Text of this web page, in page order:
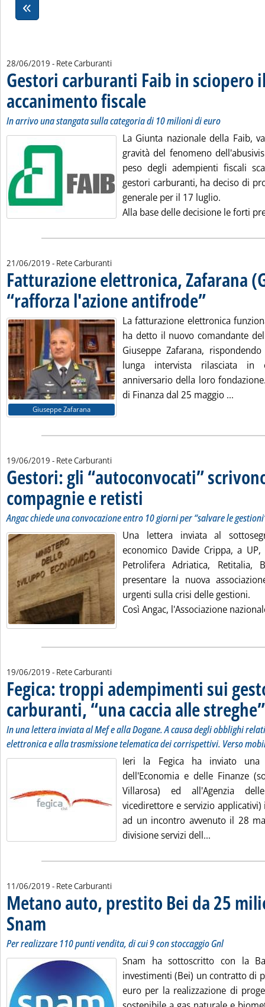
28/06/2019 - Rete Carburanti
Gestori carburanti Faib in sciopero
accanimento fiscale . Sottotitolo: In arrivo una stangata
. Pubblicata venerdì 28 giugno 2019 alle
In arrivo una stangata sulla categoria di 10 milioni di euro
La Giunta nazionale della Faib,
gravità del fenomeno
peso degli adempienti fiscali
gestori carburanti, ha deciso di
generale per il 17 luglio.
Alla base delle decisione le forti
21/06/2019 - Rete Carburanti
Fatturazione elettronica, Zafarana
“rafforza l'azione antifrode”. Pubblicata venerdì
Giuseppe Zafarana
La fatturazione elettronica
ha detto il nuovo comandante
Giuseppe Zafarana,
lunga intervista rilasciata in
anniversario della loro
di Finanza dal 25 maggio ...
19/06/2019 - Rete Carburanti
Gestori: gli “autoconvocati”
compagnie e retisti
Angac chiede una convocazione entro 10 giorni per “salvare le
Una lettera inviata al
economico Davide Crippa, a
Petrolifera Adriatica, Retitalia,
presentare la nuova
urgenti sulla crisi delle gestioni.
Così Angac, l'Associazione
19/06/2019 - Rete Carburanti
Fegica: troppi adempimenti sui
carburanti, “una caccia alle streghe”
In una lettera inviata al Mef e alla Dogane. A causa degli obblighi
elettronica e alla trasmissione telematica dei corrispettivi. Verso
Ieri la Fegica ha inviato una
dell'Economia e delle Finanze
Villarosa) ed all'Agenzia
vicedirettore e servizio
ad un incontro avvenuto il 28
divisione servizi dell...
11/06/2019 - Rete Carburanti
Metano auto, prestito Bei da 25
Snam . Sottotitolo: Per realizzare 110 punti vendita, di cui 9 con stoccaggio Gnl
. Pubblicata martedì 11 giugno 2019 alle 10.52.
Per realizzare 110 punti vendita, di cui 9 con stoccaggio Gnl
Snam ha sottoscritto con la
investimenti (Bei) un contratto di
euro per la realizzazione di